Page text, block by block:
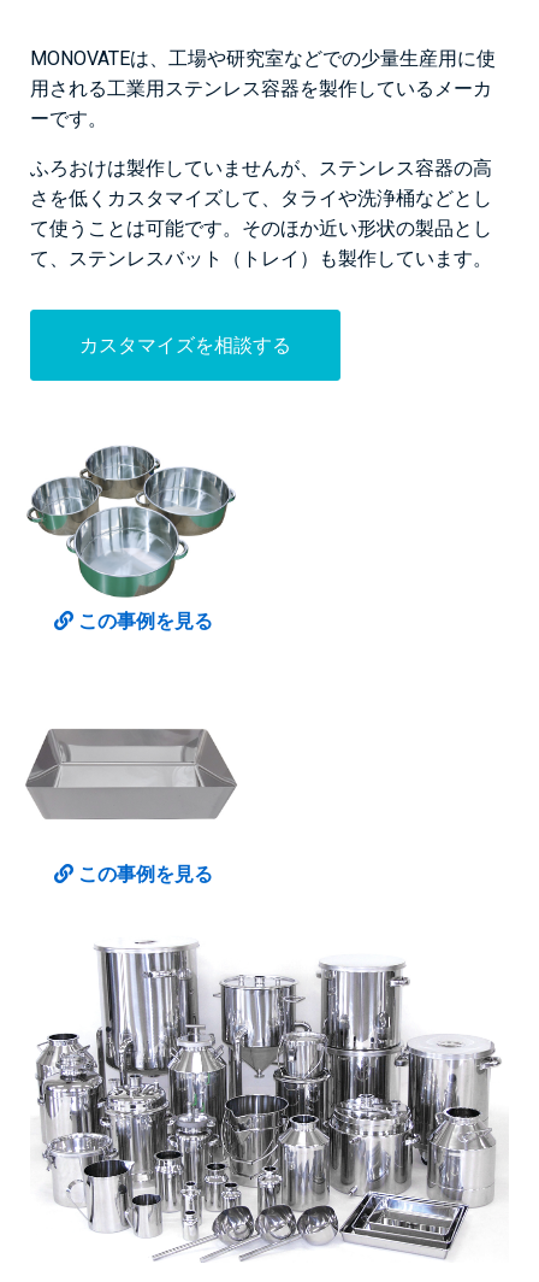
MONOVATEは、工場や研究室などでの少量生産用に使
用される工業用ステンレス容器を製作しているメーカ
ーです。
ふろおけは製作していませんが、ステンレス容器の高
さを低くカスタマイズして、タライや洗浄桶などとし
て使うことは可能です。そのほか近い形状の製品とし
て、ステンレスバット（トレイ）も製作しています。
カスタマイズを相談する
この事例を見る
この事例を見る